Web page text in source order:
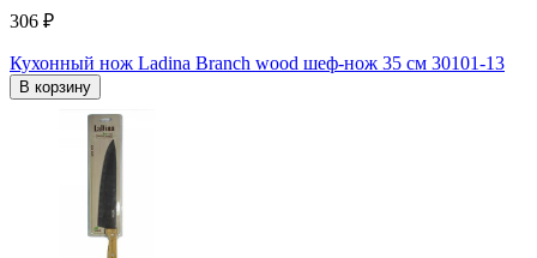
306 ₽
Кухонный нож Ladina Branch wood шеф-нож 35 см 30101-13
В корзину